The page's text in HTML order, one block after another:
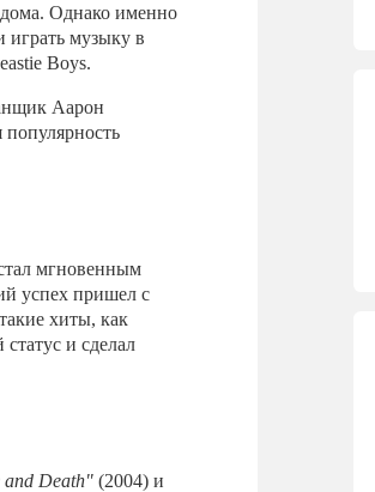
дома. Однако именно
играть музыку в
Boys.
Аарон
мгновенным
успех пришел с
хиты, как
и сделал
and Death" (2004) и